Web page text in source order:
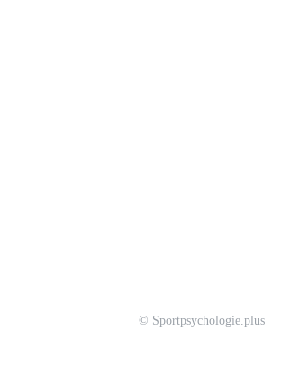
© Sportpsychologie.plus